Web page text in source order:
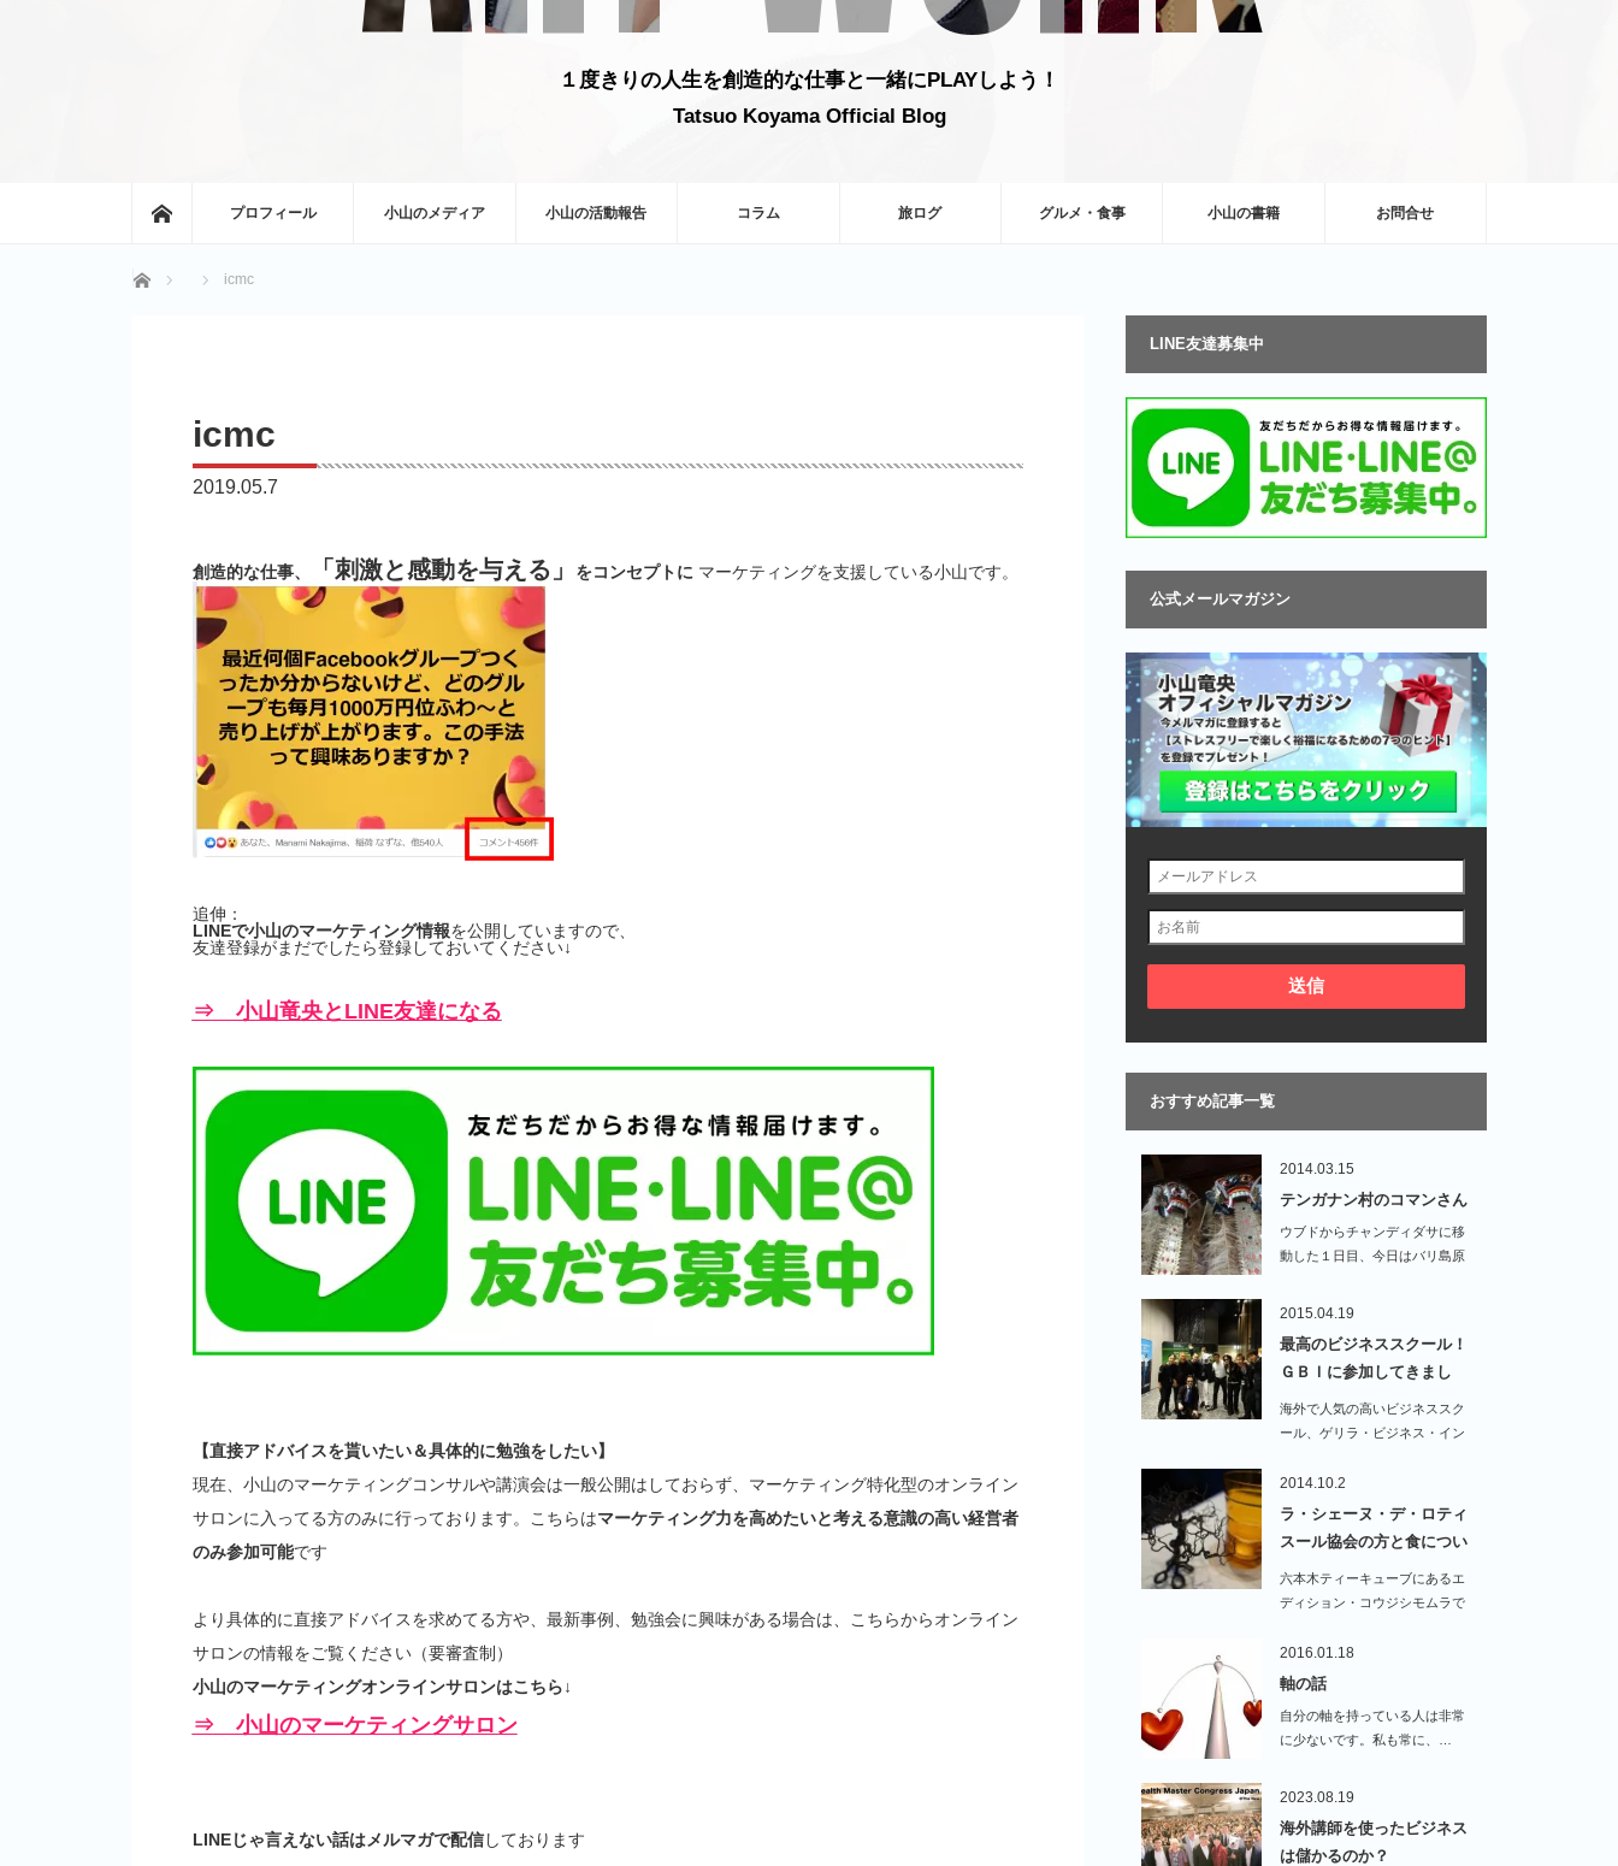
１度きりの人生を創造的な仕事と一緒にPLAYしよう！
Tatsuo Koyama Official Blog
ホームプロフィール 小山のメディア 小山の活動報告 コラム 旅ログ グルメ・食事 小山の書籍 お問合せ
ホーム icmc
icmc
2019.05.7
創造的な仕事、 「刺激と感動を与える」 をコンセプトに マーケティングを支援している小山です。
追伸：
LINEで小山のマーケティング情報を公開していますので、
友達登録がまだでしたら登録しておいてください↓
⇒ 小山竜央とLINE友達になる
【直接アドバイスを貰いたい＆具体的に勉強をしたい】
現在、小山のマーケティングコンサルや講演会は一般公開はしておらず、マーケティング特化型のオンライン
サロンに入ってる方のみに行っております。こちらはマーケティング力を高めたいと考える意識の高い経営者
のみ参加可能です
より具体的に直接アドバイスを求めてる方や、最新事例、勉強会に興味がある場合は、こちらからオンライン
サロンの情報をご覧ください（要審査制）
小山のマーケティングオンラインサロンはこちら↓
⇒ 小山のマーケティングサロン
LINEじゃ言えない話はメルマガで配信しております
LINE友達募集中
公式メールマガジン
おすすめ記事一覧
2014.03.15
テンガナン村のコマンさん
ウブドからチャンディダサに移
動した１日目、今日はバリ島原
2015.04.19
最高のビジネススクール！
ＧＢＩに参加してきまし
た！…
海外で人気の高いビジネススク
ール、ゲリラ・ビジネス・イン
2014.10.2
ラ・シェーヌ・デ・ロティ
スール協会の方と食につい
て…
六本木ティーキューブにあるエ
ディション・コウジシモムラで
2016.01.18
軸の話
自分の軸を持っている人は非常
に少ないです。私も常に、…
2023.08.19
海外講師を使ったビジネス
は儲かるのか？